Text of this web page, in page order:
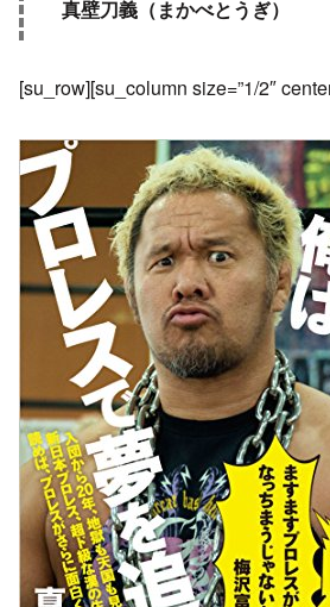
真壁刀義（まかべとうぎ）
[su_row][su_column size=”1/2″